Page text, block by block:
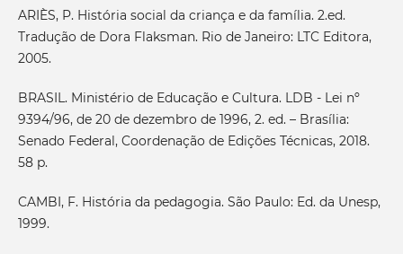
ARIÈS, P. História social da criança e da família. 2.ed.
Tradução de Dora Flaksman. Rio de Janeiro: LTC Editora,
2005.
BRASIL. Ministério de Educação e Cultura. LDB - Lei nº
9394/96, de 20 de dezembro de 1996, 2. ed. – Brasília:
Senado Federal, Coordenação de Edições Técnicas, 2018.
58 p.
CAMBI, F. História da pedagogia. São Paulo: Ed. da Unesp,
1999.